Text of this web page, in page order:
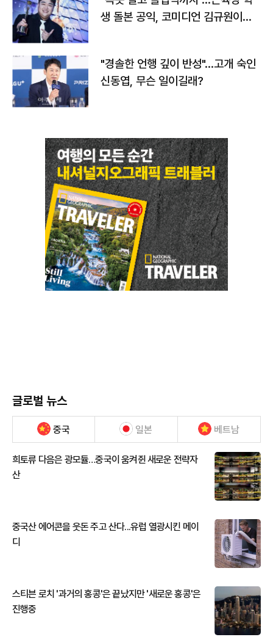
생 돌본 공익, 코미디언 김규원이었
"경솔한 언행 깊이 반성"…고개 숙인
신동엽, 무슨 일이길래?
글로벌 뉴스
중국 일본 베트남
희토류 다음은 광모듈…중국이 움켜쥔 새로운 전략자
산
중국산 에어콘을 웃돈 주고 산다...유럽 열광시킨 메이
디
스티븐 로치 '과거의 홍콩'은 끝났지만 '새로운 홍콩'은
진행중